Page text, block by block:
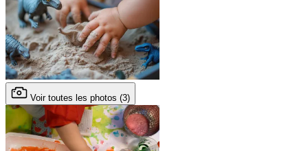
Voir toutes les photos (3)